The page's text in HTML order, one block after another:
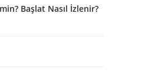
Başlat Nasıl İzlenir?